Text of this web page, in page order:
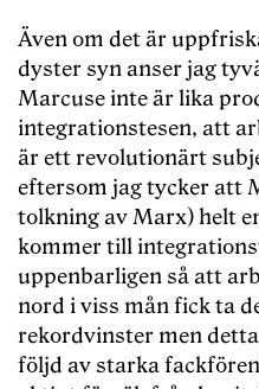
Även om det är
dyster syn anser jag
Marcuse inte är lika
integrationstesen, att
är ett revolutionärt
eftersom jag tycker att
tolkning av Marx) helt
kommer till
uppenbarligen så att
nord i viss mån fick ta
rekordvinster men
följd av starka